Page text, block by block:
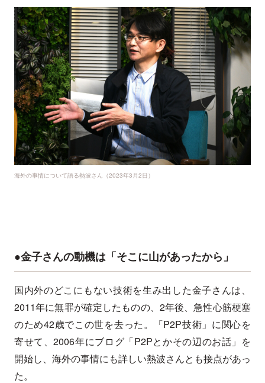
海外の事情について語る熱波さん（2023年3月2日）
●金子さんの動機は「そこに山があったから」
国内外のどこにもない技術を生み出した金子さんは、
2011年に無罪が確定したものの、2年後、急性心筋梗塞
のため42歳でこの世を去った。「P2P技術」に関心を
寄せて、2006年にブログ「P2Pとかその辺のお話」を
開始し、海外の事情にも詳しい熱波さんとも接点があっ
た。